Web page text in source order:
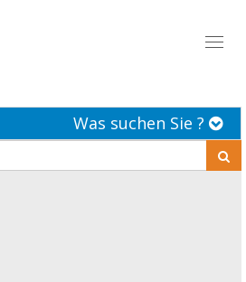
Was suchen Sie ?